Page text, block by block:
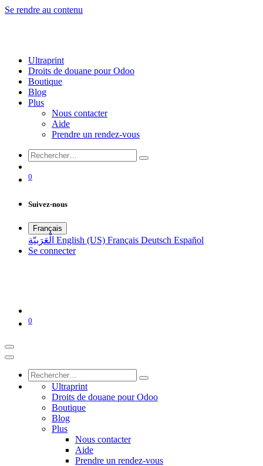
Se rendre au contenu
Ultraprint
Droits de douane pour Odoo
Boutique
Blog
Plus
Nous contacter
Aide
Prendre un rendez-vous
0
Suivez-nous
Français
الْعَرَبيّة English (US) Français Deutsch Español
Se connecter
0
Ultraprint
Droits de douane pour Odoo
Boutique
Blog
Plus
Nous contacter
Aide
Prendre un rendez-vous